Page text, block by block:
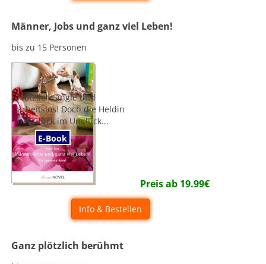
Männer, Jobs und ganz viel Leben!
bis zu 15 Personen
E-Book
Plötzlich Single und
arbeitslos! Doch die Heldin
hat Glück im Unglück...
Preis ab 19.99€
Info & Bestellen
Ganz plötzlich berühmt